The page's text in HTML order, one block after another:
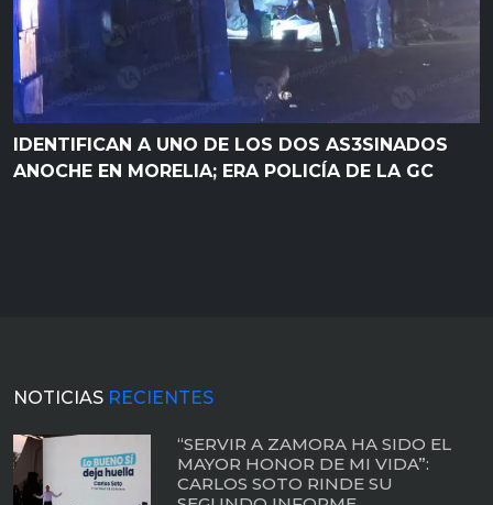
IDENTIFICAN A UNO DE LOS DOS AS3SINADOS
ANOCHE EN MORELIA; ERA POLICÍA DE LA GC
NOTICIAS RECIENTES
“SERVIR A ZAMORA HA SIDO EL
MAYOR HONOR DE MI VIDA”:
CARLOS SOTO RINDE SU